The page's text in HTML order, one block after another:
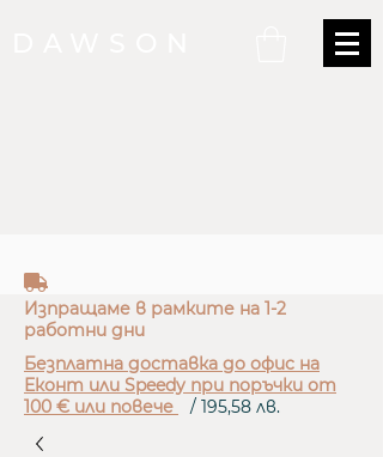
truck
Изпращаме в рамките на 1-2
работни дни
Безплатна доставка до офис на
Еконт или Speedy при поръчки от
100 € или повече
/ 195,58 лв.